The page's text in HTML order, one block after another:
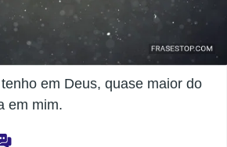
em Deus, quase maior do
em mim.